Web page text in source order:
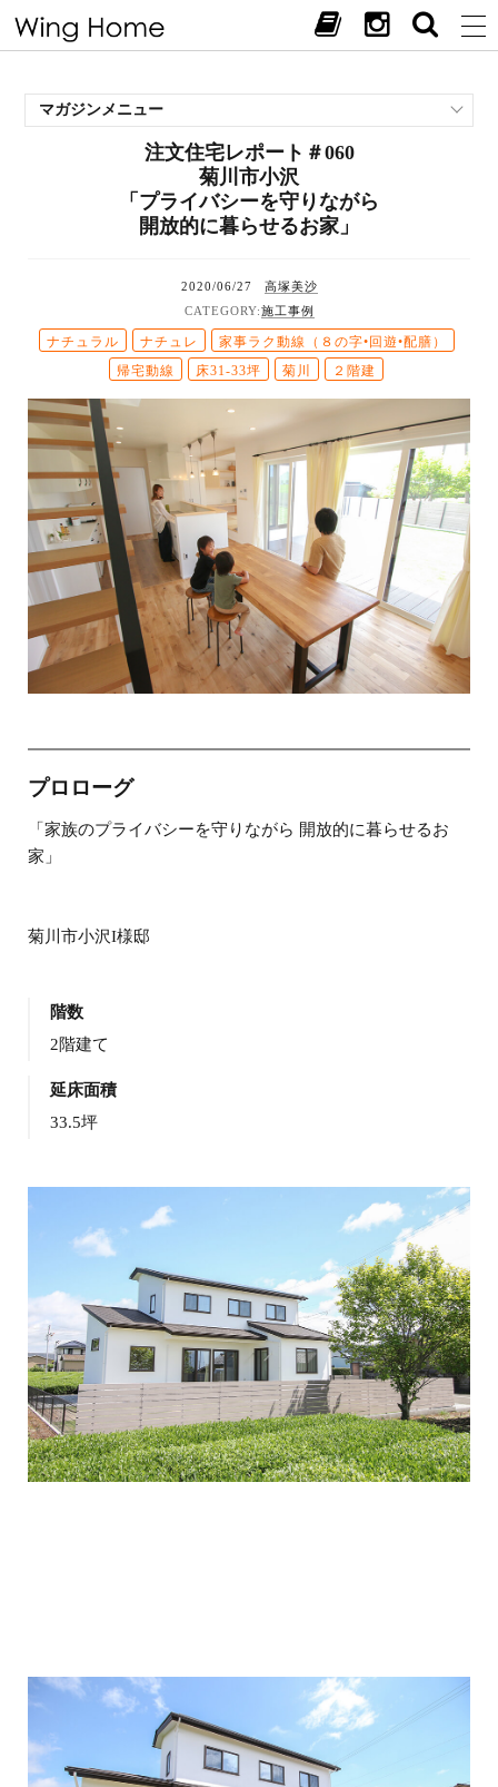
マガジンメニュー
お施主様ブログ
注文住宅レポート＃060
菊川市小沢
「プライバシーを守りながら
開放的に暮らせるお家」
2020/06/27
高塚美沙
施工事例
ナチュラル ナチュレ
家事ラク動線（８の字•回遊•配膳）
帰宅動線
床31-33坪 菊川 ２階建
プロローグ
「家族のプライバシーを守りながら 開放的に暮らせるお
家」
菊川市小沢I様邸
階数
2階建て
延床面積
33.5坪